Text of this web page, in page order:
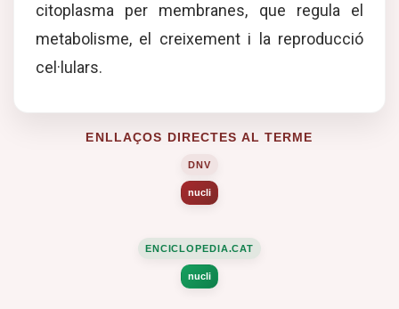
citoplasma per membranes, que regula el
metabolisme, el creixement i la reproducció
cel·lulars.
ENLLAÇOS DIRECTES AL TERME
DNV
nucli
ENCICLOPEDIA.CAT
nucli